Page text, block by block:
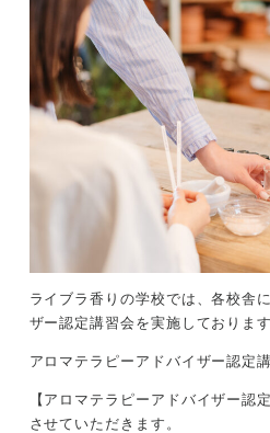
ライブラ香りの学校では、各校舎
ザー認定講習会を実施しております
アロマテラピーアドバイザー認定
【アロマテラピーアドバイザー認
させていただきます。